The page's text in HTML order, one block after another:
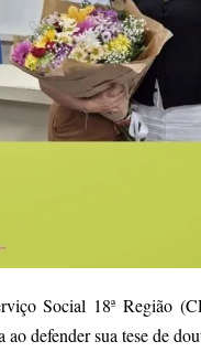
Social 18ª Região
defender sua tese de